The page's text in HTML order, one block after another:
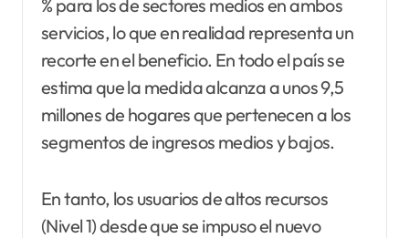
% para los de sectores medios en ambos
servicios, lo que en realidad representa un
recorte en el beneficio. En todo el país se
estima que la medida alcanza a unos 9,5
millones de hogares que pertenecen a los
segmentos de ingresos medios y bajos.
En tanto, los usuarios de altos recursos
(Nivel 1) desde que se impuso el nuevo